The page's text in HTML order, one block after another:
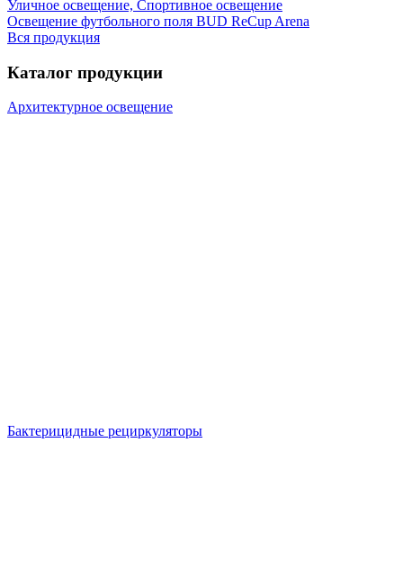
Уличное освещение, Спортивное освещение
Освещение футбольного поля BUD ReCup Arena
Вся продукция
Каталог продукции
Архитектурное освещение
Бактерицидные рециркуляторы